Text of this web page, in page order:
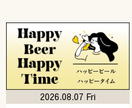
2026.08.07 Fri